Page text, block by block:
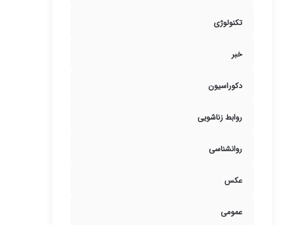
تکنولوژی
خبر
دکوراسیون
روابط زناشویی
روانشناسی
عکس
عمومی